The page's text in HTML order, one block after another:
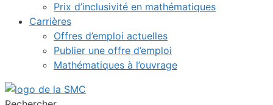
Prix d’inclusivité en mathématiques
Carrières
Offres d’emploi actuelles
Publier une offre d’emploi
Mathématiques à l’ouvrage